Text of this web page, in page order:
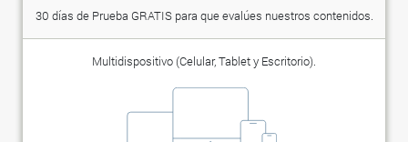
30 días de Prueba GRATIS para que evalúes nuestros contenidos.
Multidispositivo (Celular, Tablet y Escritorio).